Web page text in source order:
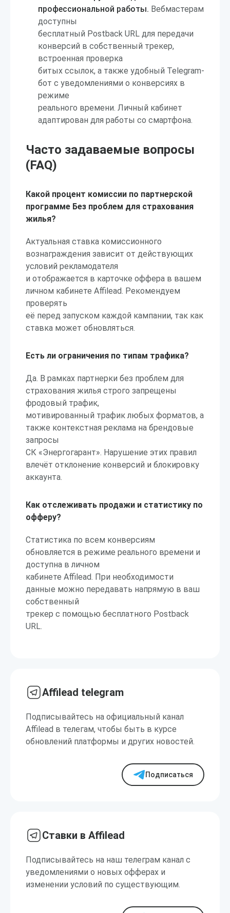
профессиональной работы. Вебмастерам
доступны
бесплатный Postback URL для передачи
конверсий в собственный трекер,
встроенная проверка
битых ссылок, а также удобный Telegram-
бот с уведомлениями о конверсиях в
режиме
реального времени. Личный кабинет
адаптирован для работы со смартфона.
Часто задаваемые вопросы
(FAQ)
Какой процент комиссии по партнерской
программе Без проблем для страхования
жилья?
Актуальная ставка комиссионного
вознаграждения зависит от действующих
условий рекламодателя
и отображается в карточке оффера в вашем
личном кабинете Affilead. Рекомендуем
проверять
её перед запуском каждой кампании, так как
ставка может обновляться.
Есть ли ограничения по типам трафика?
Да. В рамках партнерки без проблем для
страхования жилья строго запрещены
фродовый трафик,
мотивированный трафик любых форматов, а
также контекстная реклама на брендовые
запросы
СК «Энергогарант». Нарушение этих правил
влечёт отклонение конверсий и блокировку
аккаунта.
Как отслеживать продажи и статистику по
офферу?
Статистика по всем конверсиям
обновляется в режиме реального времени и
доступна в личном
кабинете Affilead. При необходимости
данные можно передавать напрямую в ваш
собственный
трекер с помощью бесплатного Postback
URL.
Affilead telegram
Подписывайтесь на официальный канал
Affilead в телегам, чтобы быть в курсе
обновлений платформы и других новостей.
Подписаться
Ставки в Affilead
Подписывайтесь на наш телеграм канал с
уведомлениями о новых офферах и
изменении условий по существующим.